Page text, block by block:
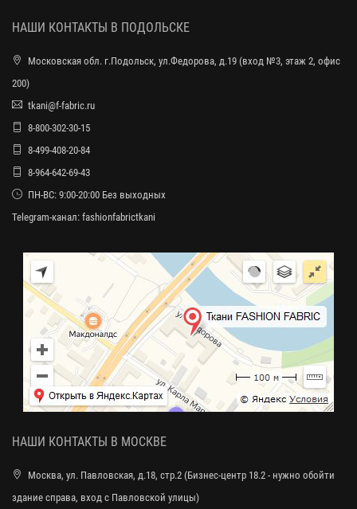
НАШИ КОНТАКТЫ В ПОДОЛЬСКЕ
Московская обл. г.Подольск, ул.Федорова, д.19 (вход №3, этаж 2, офис
200)
tkani@f-fabric.ru
8-800-302-30-15
8-499-408-20-84
8-964-642-69-43
ПН-ВС: 9:00-20:00 Без выходных
Telegram-канал: fashionfabrictkani
НАШИ КОНТАКТЫ В МОСКВЕ
Москва, ул. Павловская, д.18, стр.2 (Бизнес-центр 18.2 - нужно обойти
здание справа, вход с Павловской улицы)